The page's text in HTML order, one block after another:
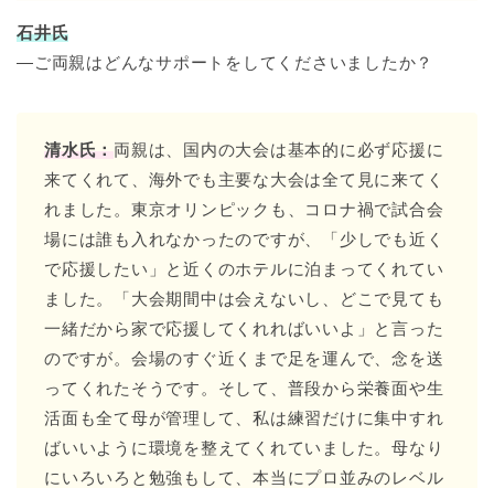
石井氏
―ご両親はどんなサポートをしてくださいましたか？
清水氏： 両親は、国内の大会は基本的に必ず応援に
来てくれて、海外でも主要な大会は全て見に来てく
れました。東京オリンピックも、コロナ禍で試合会
場には誰も入れなかったのですが、「少しでも近く
で応援したい」と近くのホテルに泊まってくれてい
ました。「大会期間中は会えないし、どこで見ても
一緒だから家で応援してくれればいいよ」と言った
のですが。会場のすぐ近くまで足を運んで、念を送
ってくれたそうです。そして、普段から栄養面や生
活面も全て母が管理して、私は練習だけに集中すれ
ばいいように環境を整えてくれていました。母なり
にいろいろと勉強もして、本当にプロ並みのレベル